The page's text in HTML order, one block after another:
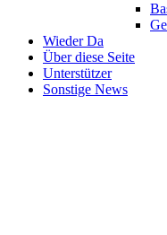
Wieder Da
Über diese Seite
Unterstützer
Sonstige News